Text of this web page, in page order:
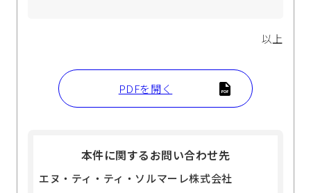
以上
PDFを開く
本件に関するお問い合わせ先
エヌ・ティ・ティ・ソルマーレ株式会社